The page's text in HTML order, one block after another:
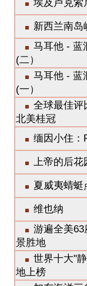
埃及卢克索
新西兰南岛
马耳他 - 蓝
(二）
马耳他 - 蓝
(一）
全球最佳评
北美桂冠
缅因小住：
上帝的后花
夏威夷蜻蜓
维也纳
游遍全美
景胜地
世界十大"
地上榜